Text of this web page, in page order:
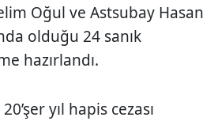
Oğul ve Astsubay Hasan
olduğu 24 sanık
hazırlandı.
yıl hapis cezası